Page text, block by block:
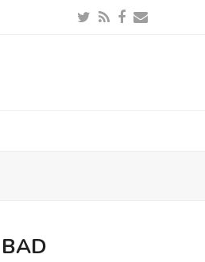
Twitter
RSSFacebook
Email